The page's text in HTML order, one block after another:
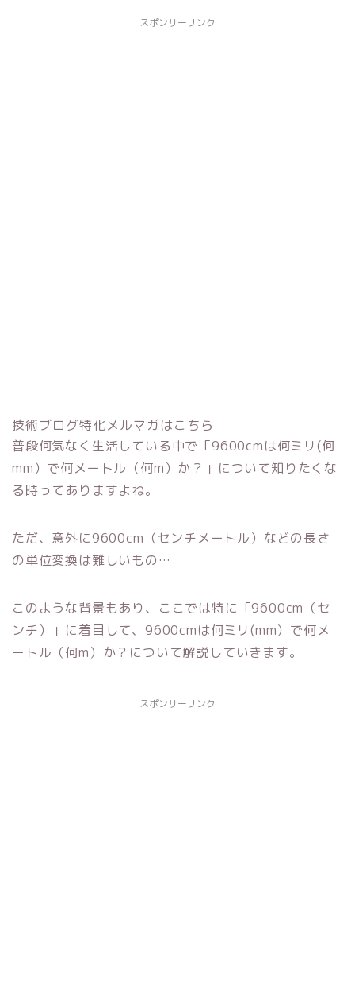
スポンサーリンク
技術ブログ特化メルマガはこちら
普段何気なく生活している中で「9600cmは何ミリ(何
mm）で何メートル（何m）か？」について知りたくな
る時ってありますよね。
ただ、意外に9600cm（センチメートル）などの長さ
の単位変換は難しいもの…
このような背景もあり、ここでは特に「9600cm（セ
ンチ）」に着目して、9600cmは何ミリ(mm）で何メ
ートル（何m）か？について解説していきます。
スポンサーリンク